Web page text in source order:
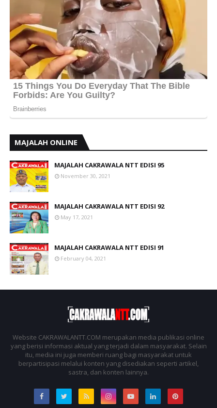
MAJALAH ONLINE
MAJALAH CAKRAWALA NTT EDISI 95
November 30, 2021
MAJALAH CAKRAWALA NTT EDISI 92
May 17, 2021
MAJALAH CAKRAWALA NTT EDISI 91
February 04, 2021
Website CAKRAWALANTT.COM merupakan media publikasi online
yang berisi informasi aktual yang terjadi dalam masyarakat. Selain
itu, media ini juga memberi ruang bagi masyarakat untuk
berpartisipasi melalui konten yang disediakan seperti artikel,
sastra, dan konten lainnya.